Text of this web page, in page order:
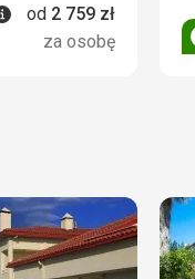
Informacje
od 2 759 zł
za osobę